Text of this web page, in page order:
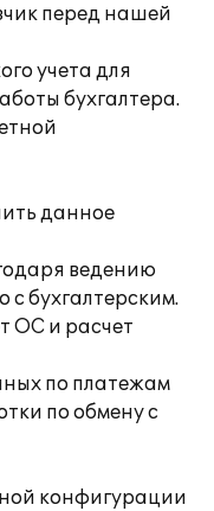
перед нашей
учета для
бухгалтера.
данное
ведению
с бухгалтерским.
ОС и расчет
по платежам
по обмену с
конфигурации